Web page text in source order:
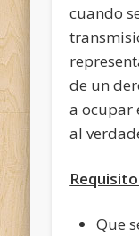
cuando
de un
a ocupar
al
Que